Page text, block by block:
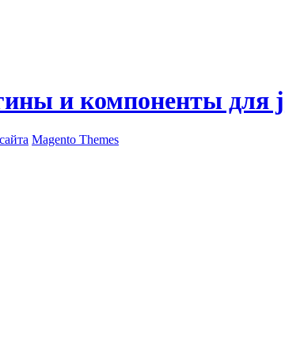
и компоненты для
Magento Themes